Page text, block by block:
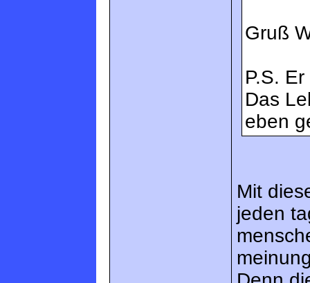
Gruß
P.S.
Das
eben
Mit
jeden